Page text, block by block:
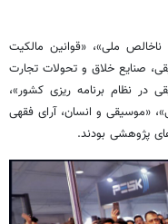
ملی»، «قوانین مالکیت
صنایع خلاق و تحولات تجارت
در نظام برنامه ریزیکشور»،
«موسیقی و انسان، آرای فقهی
پژوهشی بودند.